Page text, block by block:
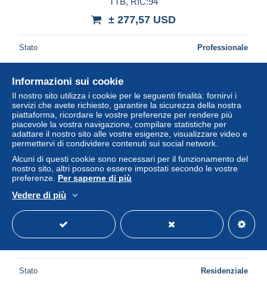
± 277,57 USD
Stato Professionale
ROME - NERON - 66 AD - As - Victoire avec bouclier
SPQR - GERMANICVS - 29-045
Stato Residenziale
Informazioni sui cookie
Il nostro sito utilizza i cookie per le seguenti finalità: fornirvi i
servizi che avete richiesto, garantire la sicurezza della nostra
piattaforma, ricordare le vostre preferenze per rendere più
piacevole la vostra navigazione, compilare statistiche per
adattare il nostro sito alle vostre esigenze, visualizzare video e
permettervi di condividere contenuti sui social network.
Alcuni di questi cookie sono necessari per il funzionamento del
nostro sito, altri possono essere impostati secondo le vostre
preferenze. Per saperne di più
Vedere di più